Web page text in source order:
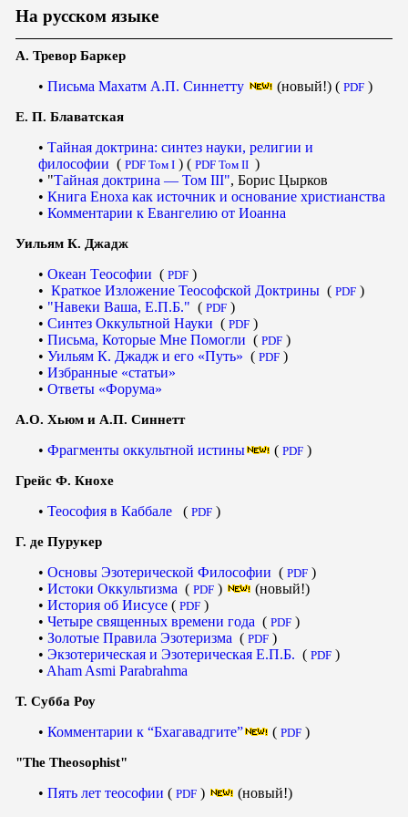
На русском языке
А. Тревор Баркер
Письма Махатм А.П. Синнетту (новый!) ( PDF )
Е. П. Блаватская
Тайная доктрина: синтез науки, религии и
философии ( PDF Том I ) ( PDF Том II )
"Тайная доктрина — Том III", Борис Цырков
Книга Еноха как источник и основание христианства
Комментарии к Евангелию от Иоанна
Уильям К. Джадж
Океан Tеософии ( PDF )
Краткое Изложение Теософской Доктрины ( PDF )
"Навеки Ваша, Е.П.Б." ( PDF )
Синтез Оккультной Науки ( PDF )
Письма, Которые Мне Помогли ( PDF )
Уильям К. Джадж и его «Путь» ( PDF )
Избранные «статьи»
Ответы «Форума»
А.О. Хьюм и А.П. Синнетт
Фрагменты оккультной истины ( PDF )
Грейс Ф. Кнохе
Теософия в Каббале ( PDF )
Г. де Пурукер
Основы Эзотерической Философии ( PDF )
Истоки Оккультизма ( PDF )
(новый!)
История об Иисусе ( PDF )
Четыре священных времени года ( PDF )
Золотые Правила Эзотеризма ( PDF )
Экзотерическая и Эзотерическая Е.П.Б. ( PDF )
Aham Asmi Parabrahma
Т. Субба Роу
Комментарии к “Бхагавадгите” ( PDF )
"The Theosophist"
Пять лет теософии ( PDF ) (новый!)